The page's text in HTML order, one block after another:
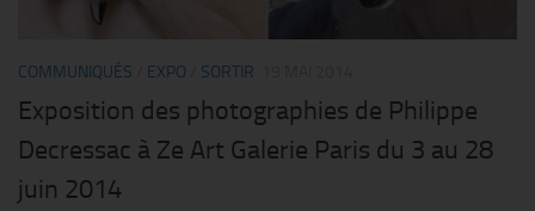
COMMUNIQUÉS EXPO SORTIR
Exposition des photographies de Philippe
Decressac à Ze Art Galerie Paris du 3 au 28
juin 2014